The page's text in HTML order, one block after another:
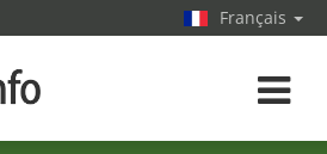
Français
Toggle